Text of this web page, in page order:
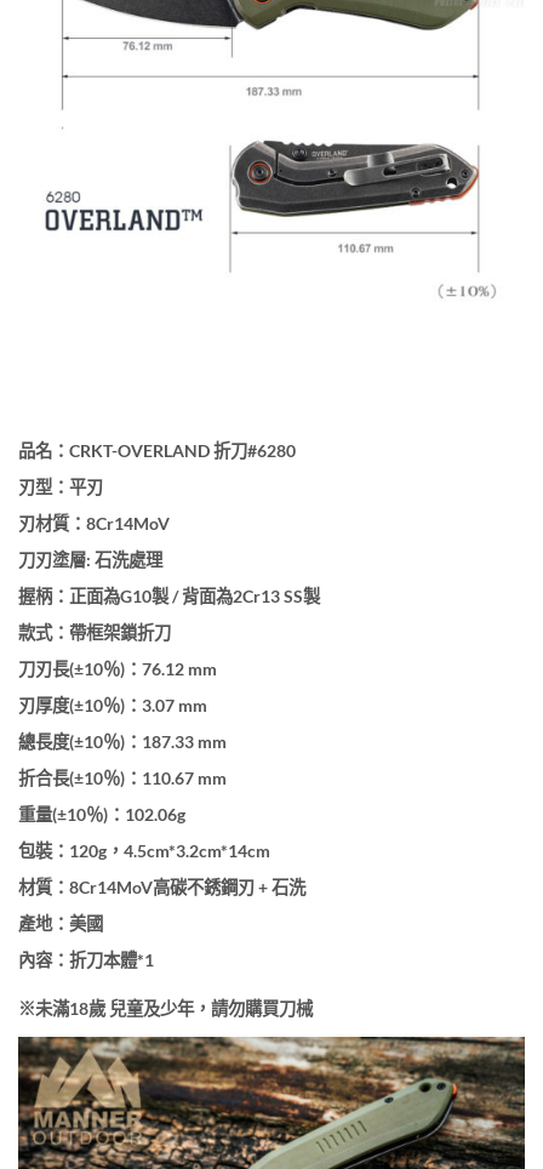
品名：CRKT-OVERLAND 折刀#6280
刃型：平刃
刃材質：8Cr14MoV
刀刃塗層: 石洗處理
握柄：正面為G10製 / 背面為2Cr13 SS製
款式：帶框架鎖折刀
刀刃長(±10％)：76.12 mm
刃厚度(±10％)：3.07 mm
總長度(±10％)：187.33 mm
折合長(±10％)：110.67 mm
重量(±10％)：102.06g
包裝：120g，4.5cm*3.2cm*14cm
材質：8Cr14MoV高碳不銹鋼刃 + 石洗
產地：美國
內容：折刀本體*1
※未滿18歲 兒童及少年，請勿購買刀械